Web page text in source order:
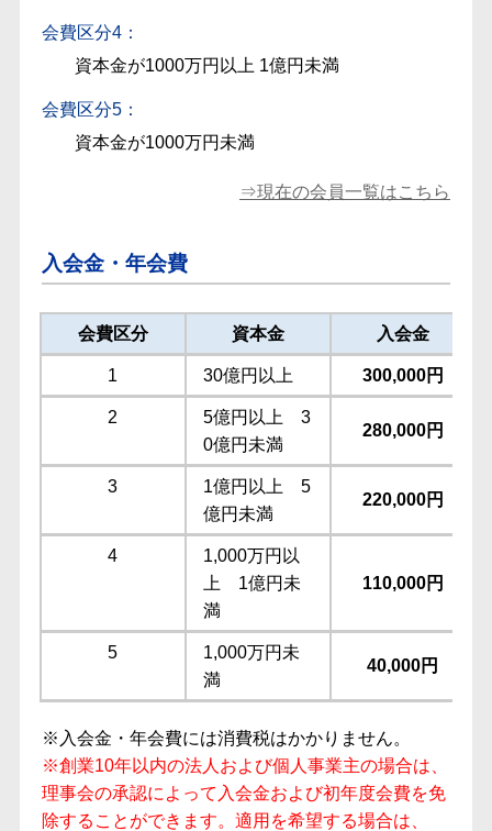
会費区分4：
資本金が1000万円以上 1億円未満
会費区分5：
資本金が1000万円未満
⇒現在の会員一覧はこちら
入会金・年会費
会費区分 資本金 入会金
1 30億円以上 300,000円
2
5億円以上 3
0億円未満
280,000円
3
1億円以上 5
億円未満
220,000円
4
1,000万円以
上 1億円未
満
110,000円
5
1,000万円未
満
40,000円
※入会金・年会費には消費税はかかりません。
※創業10年以内の法人および個人事業主の場合は、
理事会の承認によって入会金および初年度会費を免
除することができます。適用を希望する場合は、